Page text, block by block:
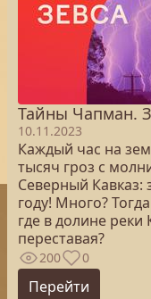
Тайны Чапман.
10.11.2023
Каждый час на
тысяч гроз с
Северный Кавказ:
году! Много?
где в долине
переставая?
200 0
Перейти